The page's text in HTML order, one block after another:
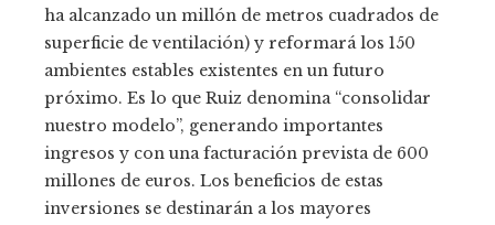
ha alcanzado un millón de metros cuadrados de
superficie de ventilación) y reformará los 150
ambientes estables existentes en un futuro
próximo. Es lo que Ruiz denomina “consolidar
nuestro modelo”, generando importantes
ingresos y con una facturación prevista de 600
millones de euros. Los beneficios de estas
inversiones se destinarán a los mayores